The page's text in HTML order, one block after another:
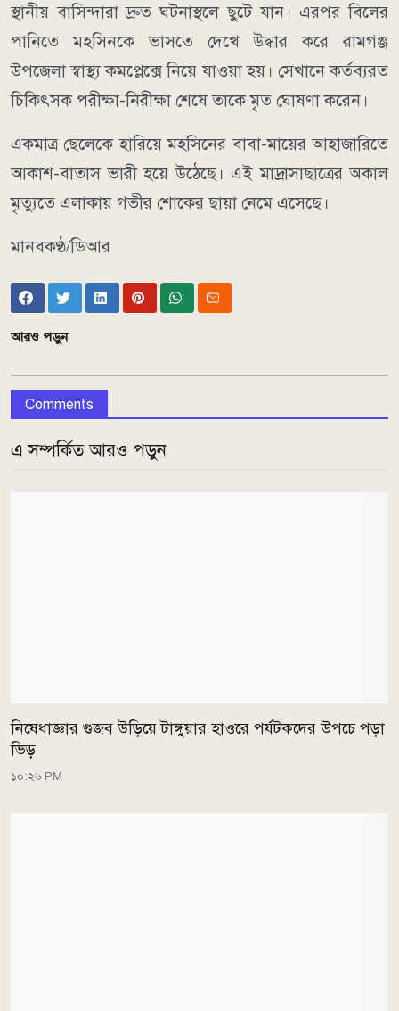
স্থানীয় বাসিন্দারা দ্রুত ঘটনাস্থলে ছুটে যান। এরপর বিলের
পানিতে মহসিনকে ভাসতে দেখে উদ্ধার করে রামগঞ্জ
উপজেলা স্বাস্থ্য কমপ্লেক্সে নিয়ে যাওয়া হয়। সেখানে কর্তব্যরত
চিকিৎসক পরীক্ষা-নিরীক্ষা শেষে তাকে মৃত ঘোষণা করেন।
একমাত্র ছেলেকে হারিয়ে মহসিনের বাবা-মায়ের আহাজারিতে
আকাশ-বাতাস ভারী হয়ে উঠেছে। এই মাদ্রাসাছাত্রের অকাল
মৃত্যুতে এলাকায় গভীর শোকের ছায়া নেমে এসেছে।
মানবকণ্ঠ/ডিআর
আরও পড়ুন
Comments
এ সম্পর্কিত আরও পড়ুন
নিষেধাজ্ঞার গুজব উড়িয়ে টাঙ্গুয়ার হাওরে পর্যটকদের উপচে পড়া
ভিড়
১০:২৬ PM